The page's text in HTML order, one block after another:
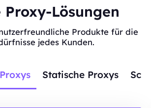
Proxy-Lösungen
Produkte für die
jedes Kunden.
Statische Proxys